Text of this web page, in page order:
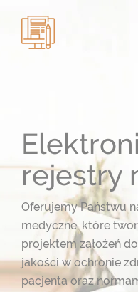
rejestry
Oferujemy Państwu
medyczne, które
projektem założeń
jakości w ochronie
pacjenta oraz